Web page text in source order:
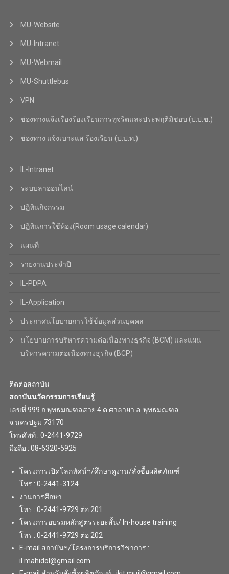
MU-Website
MU-Intranet
MU-Webmail
MU-Shuttlebus
VPN
ช่องทางแจ้งเรื่องร้องเรียนการทุจริตและประพฤติมิชอบ (ป.ป.ช.)
ช่องทาง แจ้งเบาะแส ร้องเรียน (ป.ป.ท.)
IL-Intranet
ระบบลาออนไลน์
ปฏิทินกิจกรรม
ปฏิทินการใช้ห้อง(Room usage calendar)
แผนที่
รายงานประจำปี
IL-PDPA
IL-Application
ประกาศนโยบายการใช้ข้อมูลส่วนบุคคล
นโยบายการบริหารความต่อเนื่องทางธุรกิจ (BCM) และแผน
บริหารความต่อเนื่องทางธุรกิจ (BCP)
ติดต่อสถาบัน
สถาบันนวัตกรรมการเรียนรู้
เลขที่ 999 ถ.พุทธมณฑลสาย 4 ต.ศาลายา อ. พุทธมณฑล
จ.นครปฐม 73170
โทรศัพท์ : 0-2441-9729
มือถือ : 08-6320-5925
โครงการเปิดโลกทัศน์ฯ/ศึกษาดูงาน/สั่งซื้อผลิตภัณฑ์
โทร : 0-2441-3124
งานการศึกษา
โทร : 0-2441-9729 ต่อ 201
โครงการอบรมหลักสูตรระยะสั้น/ In-house training
โทร : 0-2441-9729 ต่อ 202
E-mail สถาบันฯ/โครงการบริการวิชาการ :
il.mahidol@gmail.com